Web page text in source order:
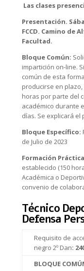
Las clases
Presentación.
FCCD. Camino de
Facultad.
Bloque Común:
impartición on-line.
común de esta
producirse en
horas por parte del
académico durante
días. Se explicará el
Bloque Específico:
de Julio de 2023
Formación
establecido (150
Académica o
convenio de
Técnico
Defensa
Requisito de
negro 2º Dan:
BLOQUE